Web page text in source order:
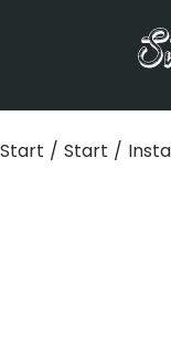
Start / Start /